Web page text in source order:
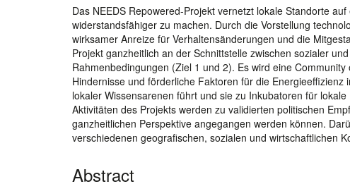
Das NEEDS Repowered-Projekt vernetzt lokale Standorte
widerstandsfähiger zu machen. Durch die Vorstellung
wirksamer Anreize für Verhaltensänderungen und die
Projekt ganzheitlich an der Schnittstelle zwischen sozialer
Rahmenbedingungen (Ziel 1 und 2). Es wird eine
Hindernisse und förderliche Faktoren für die
lokaler Wissensarenen führt und sie zu Inkubatoren für
Aktivitäten des Projekts werden zu validierten politischen
ganzheitlichen Perspektive angegangen werden können.
verschiedenen geografischen, sozialen und wirtschaftlichen
Abstract